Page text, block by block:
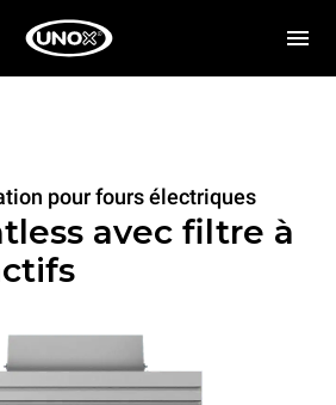
pour fours électriques
avec filtre à